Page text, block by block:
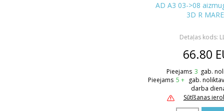
AD A3 03->08
3D R
Detaļas kods:
66.80
Pieejams 3 gab.
Pieejams 5 + gab.
darba
Sūtīšanas